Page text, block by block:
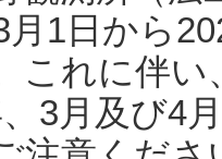
月1日から
これに伴い
3月及び4